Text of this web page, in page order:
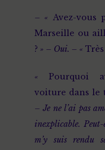
– « Avez-vous
Marseille ou
? » – Oui. – «
« Pourquoi
voiture dans le
– Je ne l’ai pas
inexplicable.
m’y suis rendu